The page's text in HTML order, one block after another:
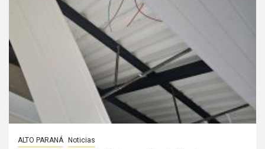
ALTO PARANÁ Noticias